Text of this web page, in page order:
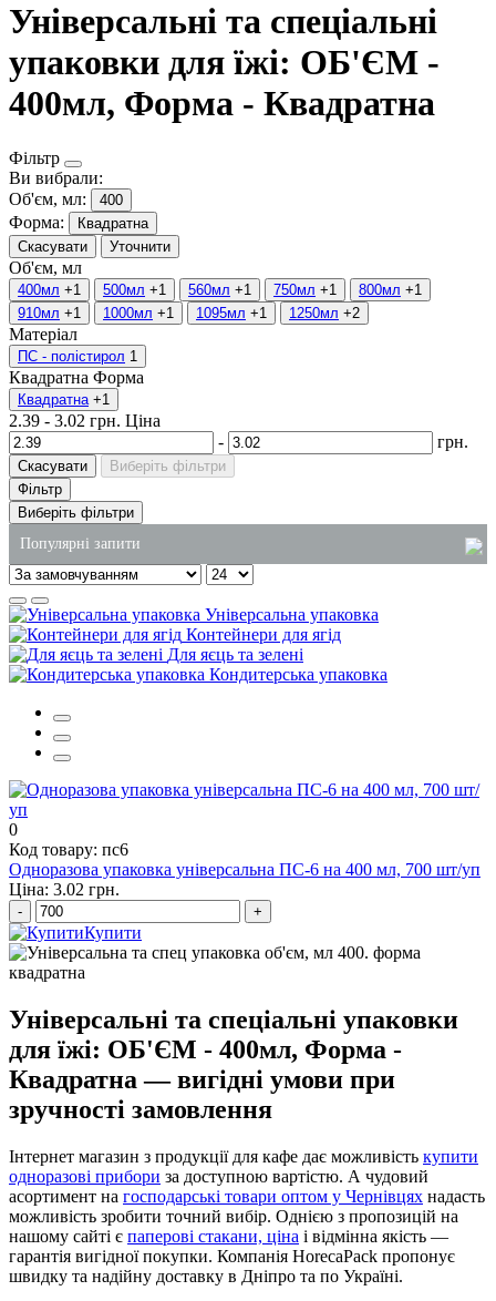
Універсальні та спеціальні
упаковки для їжі: ОБ'ЄМ -
400мл, Форма - Квадратна
Фільтр
Ви вибрали:
Об'єм, мл:
400
Форма:
Квадратна
Скасувати
Уточнити
Об'єм, мл
400мл +1 500мл +1 560мл +1 750мл +1 800мл +1
910мл +1 1000мл +1 1095мл +1 1250мл +2
Матеріал
ПС - полістирол 1
Квадратна Форма
Квадратна +1
2.39 - 3.02 грн. Ціна
-
грн.
Скасувати
Виберіть фільтри
Фільтр
Виберіть фільтри
Популярні запити
засіб для миття посуду 5 літрів ціна
купити паперові пакети в україні
упаковка для суші одеса
одноразовий стакан ціна
купити паперові серветки на стіл
Універсальна упаковка
Контейнери для ягід
Для яєць та зелені
Кондитерська упаковка
0
Код товару: пс6
Одноразова упаковка універсальна ПС-6 на 400 мл, 700 шт/уп
Ціна: 3.02 грн.
- +
Купити
Універсальні та спеціальні упаковки
для їжі: ОБ'ЄМ - 400мл, Форма -
Квадратна — вигідні умови при
зручності замовлення
Інтернет магазин з продукції для кафе дає можливість купити
одноразові прибори за доступною вартістю. А чудовий
асортимент на господарські товари оптом у Чернівцях надасть
можливість зробити точний вибір. Однією з пропозицій на
нашому сайті є паперові стакани, ціна і відмінна якість —
гарантія вигідної покупки. Компанія HorecaPack пропонує
швидку та надійну доставку в Дніпро та по Україні.